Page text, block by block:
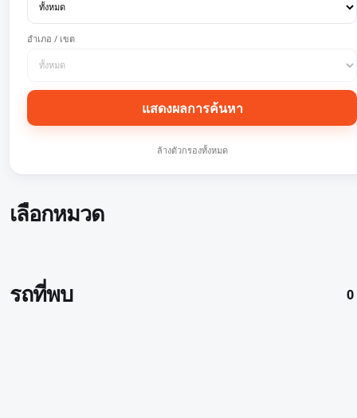
อำเภอ / เขต
แสดงผลการค้นหา
ล้างตัวกรองทั้งหมด
เลือกหมวด
รถที่พบ